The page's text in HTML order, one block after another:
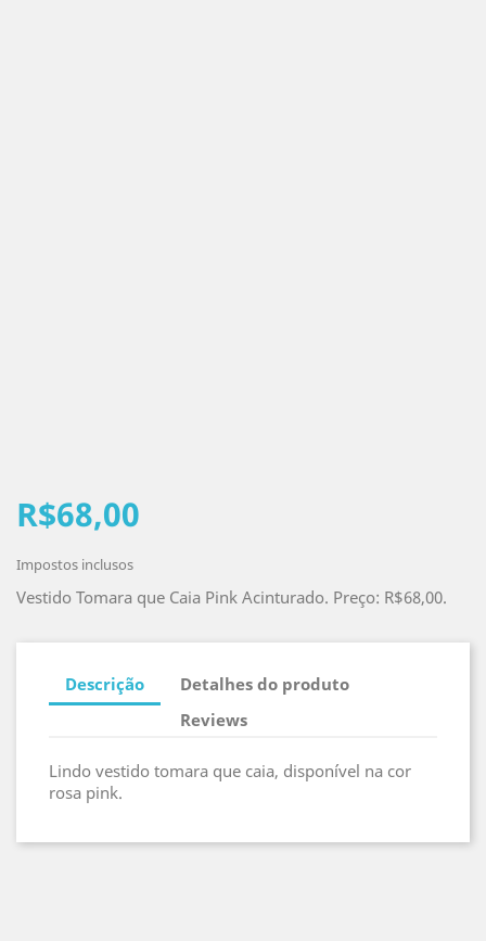
R$68,00
Impostos inclusos
Vestido Tomara que Caia Pink Acinturado. Preço: R$68,00.
Descrição
Detalhes do produto
Reviews
Lindo vestido tomara que caia, disponível na cor
rosa pink.